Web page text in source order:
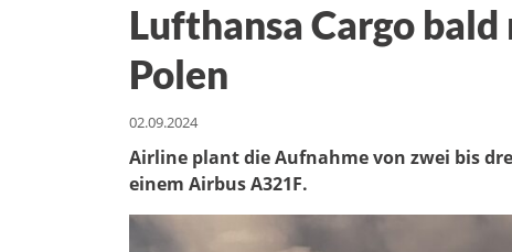
Lufthansa Cargo
Polen
02.09.2024
Airline plant die Aufnahme von zwei bis
einem Airbus A321F.